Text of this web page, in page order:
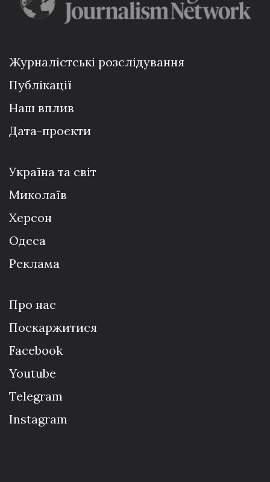
Журналістські розслідування
Публікації
Наш вплив
Дата-проєкти
Україна та світ
Миколаїв
Херсон
Одеса
Реклама
Про нас
Поскаржитися
Facebook
Youtube
Telegram
Instagram